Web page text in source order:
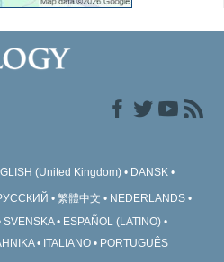
(United Kingdom) DANSK
繁體中文
NEDERLANDS
SVENSKA
ESPAÑOL (LATINO)
ITALIANO PORTUGUÊS